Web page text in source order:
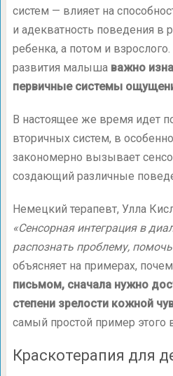
систем — влияет на
и адекватность поведения в
ребенка, а потом и
развития малыша важно
первичные системы
В настоящее же время идет
вторичных систем, в
закономерно вызывает
создающий различные
Немецкий терапевт, Улла
«Сенсорная интеграция в
распо­знать проблему,
объясняет на примерах,
письмом, сначала нужно
степени зрелости кожной
самый простой пример этого
Краскотерапия для